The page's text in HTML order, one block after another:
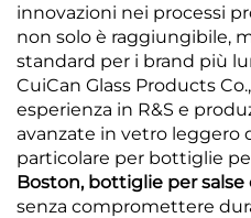
innovazioni nei processi
non solo è raggiungibile,
standard per i brand più
CuiCan Glass Products
esperienza in R&S e
avanzate in vetro leggero
particolare per bottiglie
Boston, bottiglie per
senza compromettere